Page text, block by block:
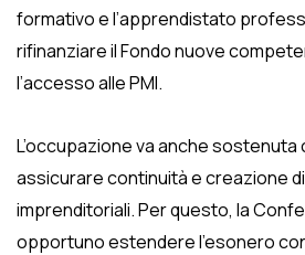
formativo e l’apprendistato
rifinanziare il Fondo nuove
l’accesso alle PMI.
L’occupazione va anche
assicurare continuità e creazione
imprenditoriali. Per questo, la
opportuno estendere l’esonero